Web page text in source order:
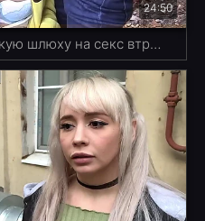
24:50
Запикапили и развели русскую шлюху на секс втроем прямо на берегу реки